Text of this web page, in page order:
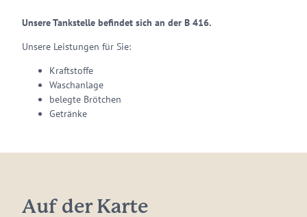
Unsere Tankstelle befindet sich an der B 416.
Unsere Leistungen für Sie:
Kraftstoffe
Waschanlage
belegte Brötchen
Getränke
Auf der Karte